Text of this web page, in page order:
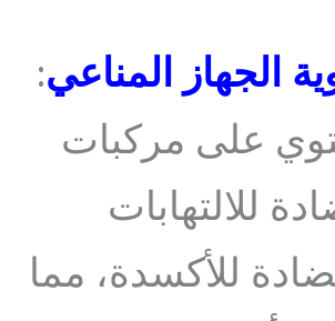
الجهاز المناعي:
على مركبات
للالتهابات
للأكسدة، مما